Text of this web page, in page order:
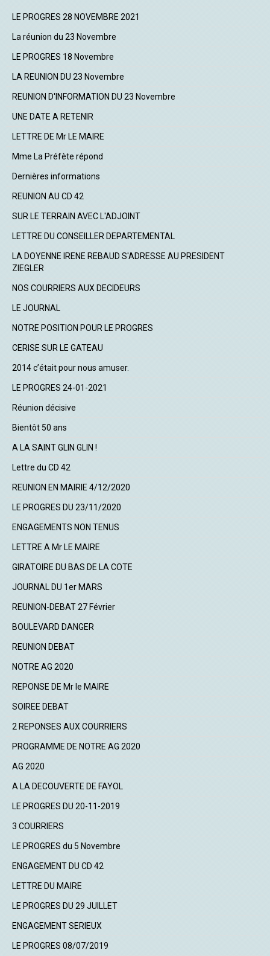
LE PROGRES 28 NOVEMBRE 2021
La réunion du 23 Novembre
LE PROGRES 18 Novembre
LA REUNION DU 23 Novembre
REUNION D'INFORMATION DU 23 Novembre
UNE DATE A RETENIR
LETTRE DE Mr LE MAIRE
Mme La Préfète répond
Dernières informations
REUNION AU CD 42
SUR LE TERRAIN AVEC L'ADJOINT
LETTRE DU CONSEILLER DEPARTEMENTAL
LA DOYENNE IRENE REBAUD S'ADRESSE AU PRESIDENT
ZIEGLER
NOS COURRIERS AUX DECIDEURS
LE JOURNAL
NOTRE POSITION POUR LE PROGRES
CERISE SUR LE GATEAU
2014 c’était pour nous amuser.
LE PROGRES 24-01-2021
Réunion décisive
Bientôt 50 ans
A LA SAINT GLIN GLIN !
Lettre du CD 42
REUNION EN MAIRIE 4/12/2020
LE PROGRES DU 23/11/2020
ENGAGEMENTS NON TENUS
LETTRE A Mr LE MAIRE
GIRATOIRE DU BAS DE LA COTE
JOURNAL DU 1er MARS
REUNION-DEBAT 27 Février
BOULEVARD DANGER
REUNION DEBAT
NOTRE AG 2020
REPONSE DE Mr le MAIRE
SOIREE DEBAT
2 REPONSES AUX COURRIERS
PROGRAMME DE NOTRE AG 2020
AG 2020
A LA DECOUVERTE DE FAYOL
LE PROGRES DU 20-11-2019
3 COURRIERS
LE PROGRES du 5 Novembre
ENGAGEMENT DU CD 42
LETTRE DU MAIRE
LE PROGRES DU 29 JUILLET
ENGAGEMENT SERIEUX
LE PROGRES 08/07/2019